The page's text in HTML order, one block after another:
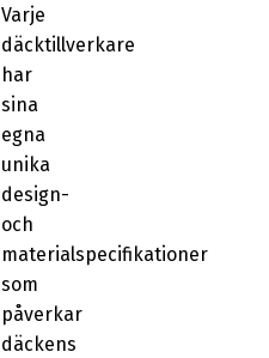
Varje
däcktillverkare
har
sina
egna
unika
design-
och
materialspecifikationer
som
påverkar
däckens